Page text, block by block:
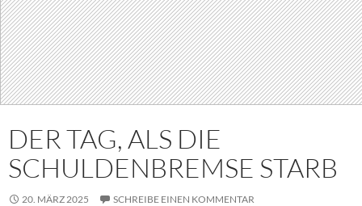
DER TAG, ALS DIE
SCHULDENBREMSE STARB
20. MÄRZ 2025 SCHREIBE EINEN KOMMENTAR